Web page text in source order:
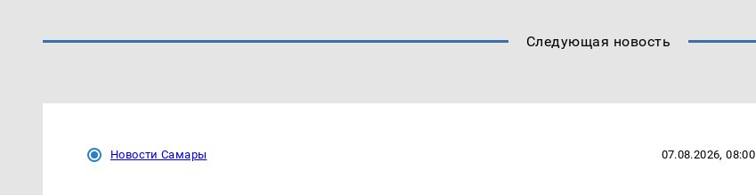
Следующая новость
Новости Самары 07.08.2026, 08:00